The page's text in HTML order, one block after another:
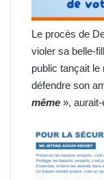
Le procès de
violer sa belle-
public tançait
défendre son
même »,